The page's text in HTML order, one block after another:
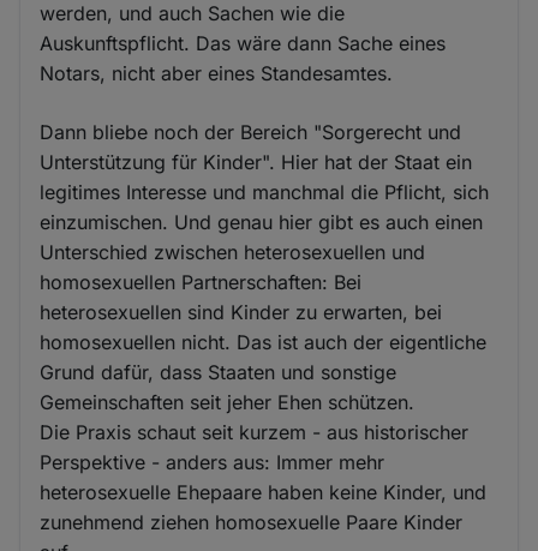
werden, und auch Sachen wie die
Auskunftspflicht. Das wäre dann Sache eines
Notars, nicht aber eines Standesamtes.
Dann bliebe noch der Bereich "Sorgerecht und
Unterstützung für Kinder". Hier hat der Staat ein
legitimes Interesse und manchmal die Pflicht, sich
einzumischen. Und genau hier gibt es auch einen
Unterschied zwischen heterosexuellen und
homosexuellen Partnerschaften: Bei
heterosexuellen sind Kinder zu erwarten, bei
homosexuellen nicht. Das ist auch der eigentliche
Grund dafür, dass Staaten und sonstige
Gemeinschaften seit jeher Ehen schützen.
Die Praxis schaut seit kurzem - aus historischer
Perspektive - anders aus: Immer mehr
heterosexuelle Ehepaare haben keine Kinder, und
zunehmend ziehen homosexuelle Paare Kinder